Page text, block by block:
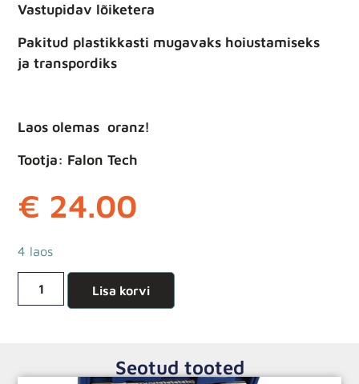
Vastupidav lõiketera
Pakitud plastikkasti mugavaks hoiustamiseks
ja transpordiks
Laos olemas oranz!
Tootja: Falon Tech
€ 24.00
4 laos
Lisa korvi
Seotud tooted